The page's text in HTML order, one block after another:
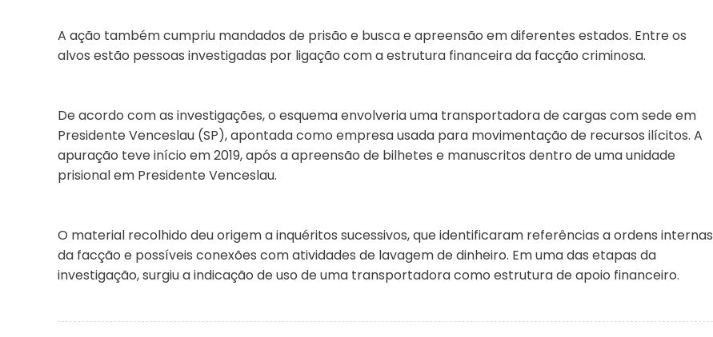
A ação também cumpriu mandados de prisão e busca e apreensão em diferentes estados. Entre os
alvos estão pessoas investigadas por ligação com a estrutura financeira da facção criminosa.
De acordo com as investigações, o esquema envolveria uma transportadora de cargas com sede em
Presidente Venceslau (SP), apontada como empresa usada para movimentação de recursos ilícitos. A
apuração teve início em 2019, após a apreensão de bilhetes e manuscritos dentro de uma unidade
prisional em Presidente Venceslau.
O material recolhido deu origem a inquéritos sucessivos, que identificaram referências a ordens internas
da facção e possíveis conexões com atividades de lavagem de dinheiro. Em uma das etapas da
investigação, surgiu a indicação de uso de uma transportadora como estrutura de apoio financeiro.